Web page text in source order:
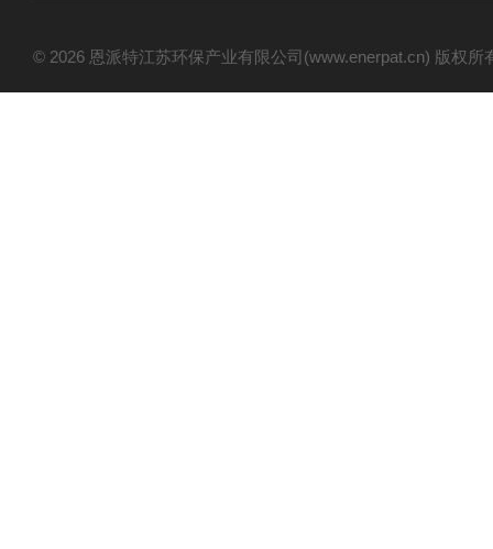
© 2026 恩派特江苏环保产业有限公司(www.enerpat.cn) 版权